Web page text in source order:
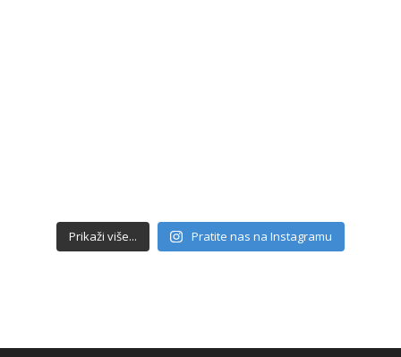
Prikaži više... Pratite nas na Instagramu